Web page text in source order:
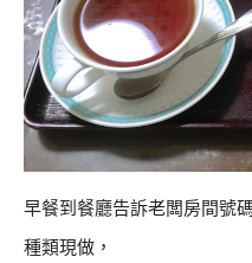
早餐到餐廳告訴老闆房間號
種類現做，